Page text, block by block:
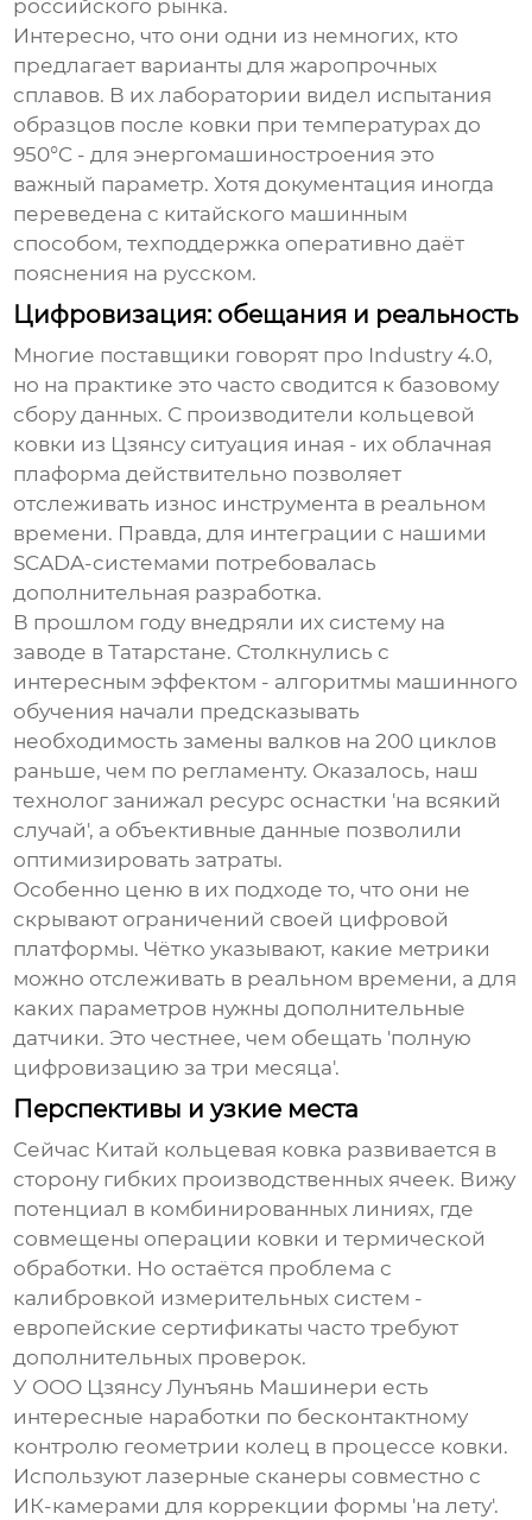
российского рынка.
Интересно, что они одни из немногих, кто
предлагает варианты для жаропрочных
сплавов. В их лаборатории видел испытания
образцов после ковки при температурах до
950°C - для энергомашиностроения это
важный параметр. Хотя документация иногда
переведена с китайского машинным
способом, техподдержка оперативно даёт
пояснения на русском.
Цифровизация: обещания и реальность
Многие поставщики говорят про Industry 4.0,
но на практике это часто сводится к базовому
сбору данных. С производители кольцевой
ковки из Цзянсу ситуация иная - их облачная
плаформа действительно позволяет
отслеживать износ инструмента в реальном
времени. Правда, для интеграции с нашими
SCADA-системами потребовалась
дополнительная разработка.
В прошлом году внедряли их систему на
заводе в Татарстане. Столкнулись с
интересным эффектом - алгоритмы машинного
обучения начали предсказывать
необходимость замены валков на 200 циклов
раньше, чем по регламенту. Оказалось, наш
технолог занижал ресурс оснастки 'на всякий
случай', а объективные данные позволили
оптимизировать затраты.
Особенно ценю в их подходе то, что они не
скрывают ограничений своей цифровой
платформы. Чётко указывают, какие метрики
можно отслеживать в реальном времени, а для
каких параметров нужны дополнительные
датчики. Это честнее, чем обещать 'полную
цифровизацию за три месяца'.
Перспективы и узкие места
Сейчас Китай кольцевая ковка развивается в
сторону гибких производственных ячеек. Вижу
потенциал в комбинированных линиях, где
совмещены операции ковки и термической
обработки. Но остаётся проблема с
калибровкой измерительных систем -
европейские сертификаты часто требуют
дополнительных проверок.
У ООО Цзянсу Лунъянь Машинери есть
интересные наработки по бесконтактному
контролю геометрии колец в процессе ковки.
Используют лазерные сканеры совместно с
ИК-камерами для коррекции формы 'на лету'.